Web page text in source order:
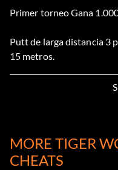
Primer torneo Gana
Putt de larga distancia 3
15 metros.
Ronda baja 3.500
de par 4 de un solo tiro.
MORE TIGER
CHEATS